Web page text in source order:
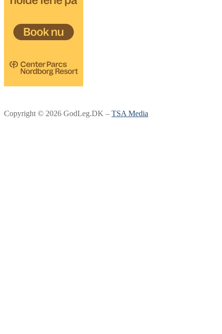
Copyright © 2026 GodLeg.DK – TSA Media